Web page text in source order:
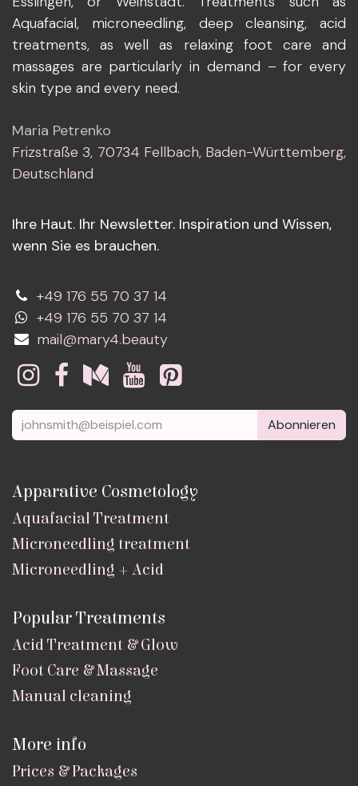
Aquafacial, microneedling, deep cleansing, acid
treatments, as well as relaxing foot care and
massages are particularly in demand – for every
skin type and every need.
Maria Petrenko
Frizstraße 3, 70734 Fellbach, Baden-Württemberg,
Deutschland
Ihre Haut. Ihr Newsletter. Inspiration und Wissen,
wenn Sie es brauchen.
+49 176 55 70 37 14
+49 176 55 70 37 14
mail@mary4.beauty
Abonnieren
Apparative Cosmetology
Aquafacial Treatment
Microneedling treatment
Microneedling + Acid
Popular Treatments
Acid Treatment & Glow
Foot Care & Massage
Manual cleaning
More info
Prices & Packages